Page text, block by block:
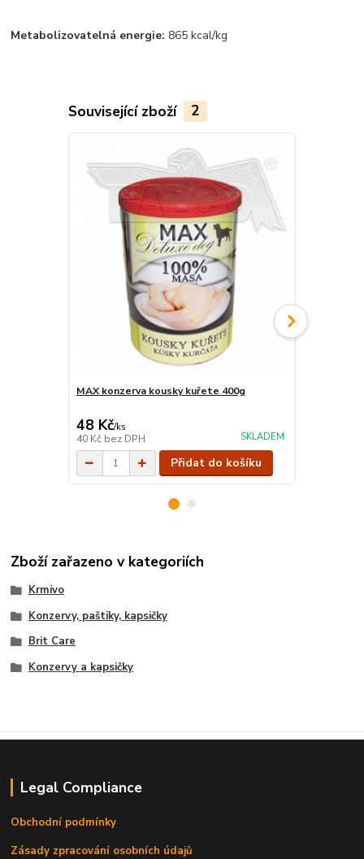
Metabolizovatelná energie: 865 kcal/kg
Související zboží 2
MAX konzerva kousky kuřete 400g
48 Kč/ks
40 Kč bez DPH SKLADEM
Přidat do košíku
Zboží zařazeno v kategoriích
Krmivo
Konzervy, paštiky, kapsičky
Brit Care
Konzervy a kapsičky
Legal Compliance
Obchodní podmínky
Zásady zpracování osobních údajů